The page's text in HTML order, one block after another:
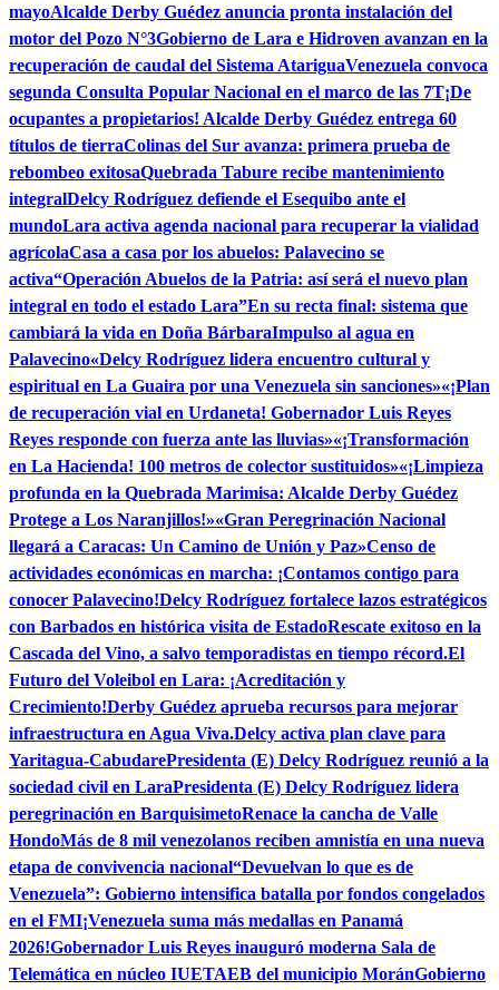
mayoAlcalde Derby Guédez anuncia pronta instalación del
motor del Pozo N°3Gobierno de Lara e Hidroven avanzan en la
recuperación de caudal del Sistema AtariguaVenezuela convoca
segunda Consulta Popular Nacional en el marco de las 7T¡De
ocupantes a propietarios! Alcalde Derby Guédez entrega 60
títulos de tierraColinas del Sur avanza: primera prueba de
rebombeo exitosaQuebrada Tabure recibe mantenimiento
integralDelcy Rodríguez defiende el Esequibo ante el
mundoLara activa agenda nacional para recuperar la vialidad
agrícolaCasa a casa por los abuelos: Palavecino se
activa“Operación Abuelos de la Patria: así será el nuevo plan
integral en todo el estado Lara”En su recta final: sistema que
cambiará la vida en Doña BárbaraImpulso al agua en
Palavecino«Delcy Rodríguez lidera encuentro cultural y
espiritual en La Guaira por una Venezuela sin sanciones»«¡Plan
de recuperación vial en Urdaneta! Gobernador Luis Reyes
Reyes responde con fuerza ante las lluvias»«¡Transformación
en La Hacienda! 100 metros de colector sustituidos»«¡Limpieza
profunda en la Quebrada Marimisa: Alcalde Derby Guédez
Protege a Los Naranjillos!»«Gran Peregrinación Nacional
llegará a Caracas: Un Camino de Unión y Paz»Censo de
actividades económicas en marcha: ¡Contamos contigo para
conocer Palavecino!Delcy Rodríguez fortalece lazos estratégicos
con Barbados en histórica visita de EstadoRescate exitoso en la
Cascada del Vino, a salvo temporadistas en tiempo récord.El
Futuro del Voleibol en Lara: ¡Acreditación y
Crecimiento!Derby Guédez aprueba recursos para mejorar
infraestructura en Agua Viva.Delcy activa plan clave para
Yaritagua-CabudarePresidenta (E) Delcy Rodríguez reunió a la
sociedad civil en LaraPresidenta (E) Delcy Rodríguez lidera
peregrinación en BarquisimetoRenace la cancha de Valle
HondoMás de 8 mil venezolanos reciben amnistía en una nueva
etapa de convivencia nacional“Devuelvan lo que es de
Venezuela”: Gobierno intensifica batalla por fondos congelados
en el FMI¡Venezuela suma más medallas en Panamá
2026!Gobernador Luis Reyes inauguró moderna Sala de
Telemática en núcleo IUETAEB del municipio MoránGobierno